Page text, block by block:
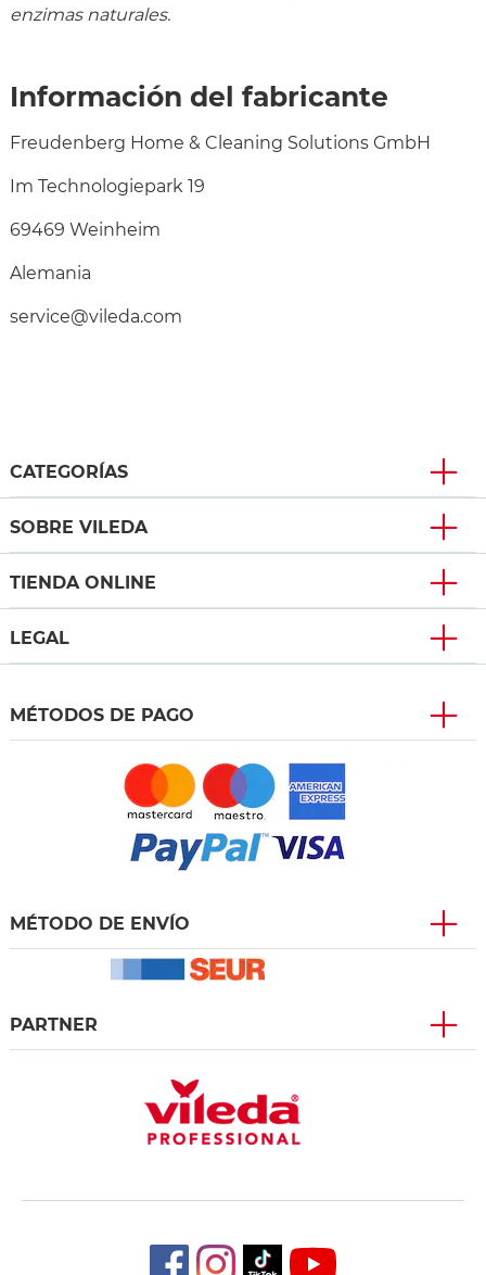
enzimas naturales.
Información del fabricante
Freudenberg Home & Cleaning Solutions GmbH
Im Technologiepark 19
69469 Weinheim
Alemania
service@vileda.com
CATEGORÍAS
SOBRE VILEDA
TIENDA ONLINE
LEGAL
MÉTODOS DE PAGO
MÉTODO DE ENVÍO
PARTNER